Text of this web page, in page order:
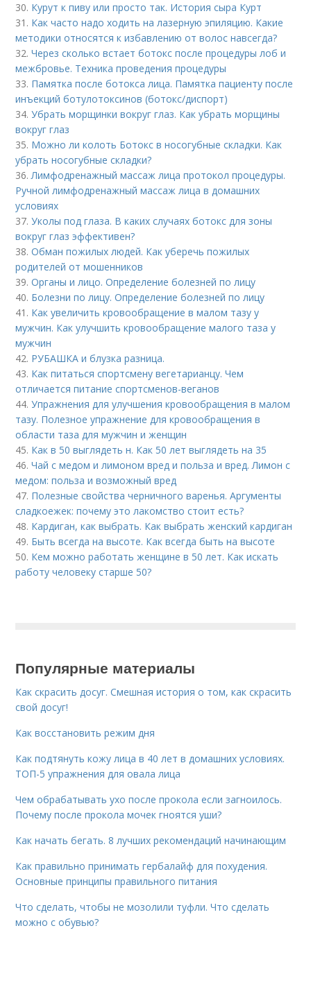
30. Курут к пиву или просто так. История сыра Курт
31. Как часто надо ходить на лазерную эпиляцию. Какие
методики относятся к избавлению от волос навсегда?
32.Через сколько встает ботокс после процедуры лоб и
межбровье. Техника проведения процедуры
33. Памятка после ботокса лица. Памятка пациенту после
инъекций ботулотоксинов (ботокс/диспорт)
34.Убрать морщинки вокруг глаз. Как убрать морщины
вокруг глаз
35. Можно ли колоть Ботокс в носогубные складки. Как
убрать носогубные складки?
36.Лимфодренажный массаж лица протокол процедуры.
Ручной лимфодренажный массаж лица в домашних
условиях
37.Уколы под глаза. В каких случаях ботокс для зоны
вокруг глаз эффективен?
38.Обман пожилых людей. Как уберечь пожилых
родителей от мошенников
39.Органы и лицо. Определение болезней по лицу
40. Болезни по лицу. Определение болезней по лицу
41. Как увеличить кровообращение в малом тазу у
мужчин. Как улучшить кровообращение малого таза у
мужчин
42. РУБАШКА и блузка разница.
43. Как питаться спортсмену вегетарианцу. Чем
отличается питание спортсменов-веганов
44.Упражнения для улучшения кровообращения в малом
тазу. Полезное упражнение для кровообращения в
области таза для мужчин и женщин
45. Как в 50 выглядеть н. Как 50 лет выглядеть на 35
46.Чай с медом и лимоном вред и польза и вред. Лимон с
медом: польза и возможный вред
47. Полезные свойства черничного варенья. Аргументы
сладкоежек: почему это лакомство стоит есть?
48. Кардиган, как выбрать. Как выбрать женский кардиган
49. Быть всегда на высоте. Как всегда быть на высоте
50. Кем можно работать женщине в 50 лет. Как искать
работу человеку старше 50?
Популярные материалы
Как скрасить досуг. Смешная история о том, как скрасить
свой досуг!
Как восстановить режим дня
Как подтянуть кожу лица в 40 лет в домашних условиях.
ТОП-5 упражнения для овала лица
Чем обрабатывать ухо после прокола если загноилось.
Почему после прокола мочек гноятся уши?
Как начать бегать. 8 лучших рекомендаций начинающим
Как правильно принимать гербалайф для похудения.
Основные принципы правильного питания
Что сделать, чтобы не мозолили туфли. Что сделать
можно с обувью?